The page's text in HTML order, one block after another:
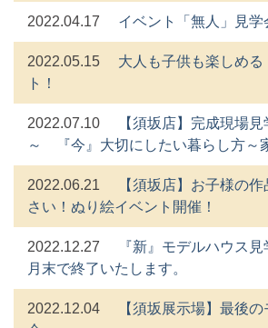
2022.04.17 イベント「無人」見学
2022.05.15
大人も子供も楽しめ
ト！
2022.07.10
【須坂店】完成現場
～ 『今』大切にしたい暮らし方～
2022.06.21
【須坂店】お子様の
さい！ぬり絵イベント開催！
2022.12.27
『新』モデルハウス
月末で終了いたします。
2022.12.04
【須坂展示場】最後